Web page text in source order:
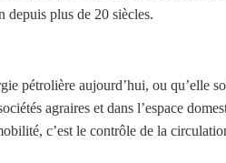
depuis plus de 20 siècles.
pétrolière aujourd’hui, ou qu’elle
agraires et dans l’espace
c’est le contrôle de la